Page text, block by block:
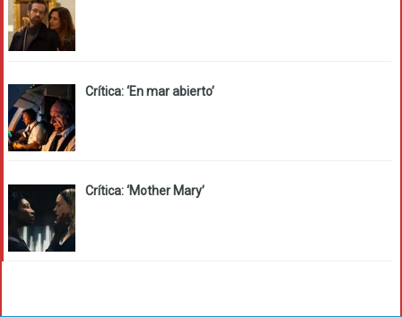
Crítica: ‘En mar abierto’
Crítica: ‘Mother Mary’